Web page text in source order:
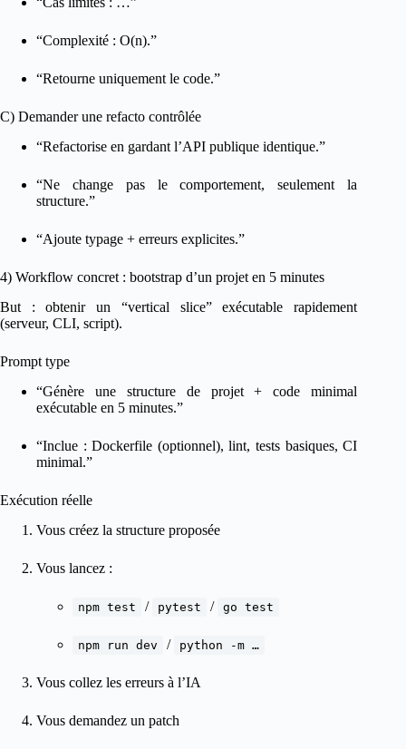
“Complexité : O(n).”
“Retourne uniquement le code.”
C) Demander une refacto contrôlée
“Refactorise en gardant l’API publique identique.”
“Ne change pas le comportement, seulement la
structure.”
“Ajoute typage + erreurs explicites.”
4) Workflow concret : bootstrap d’un projet en 5 minutes
But : obtenir un “vertical slice” exécutable rapidement
(serveur, CLI, script).
Prompt type
“Génère une structure de projet + code minimal
exécutable en 5 minutes.”
“Inclue : Dockerfile (optionnel), lint, tests basiques, CI
minimal.”
Exécution réelle
Vous créez la structure proposée
Vous lancez :
npm test / pytest / go test
npm run dev / python -m …
Vous collez les erreurs à l’IA
Vous demandez un patch